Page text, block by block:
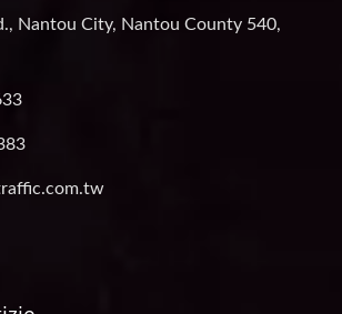
Nantou City, Nantou County 540,